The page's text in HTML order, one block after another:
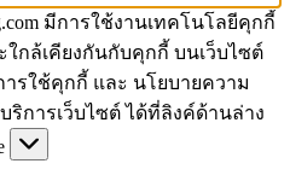
มีการใช้งานเทคโนโลยีคุกกี้
กล้เคียงกันกับคุกกี้ บนเว็บไซต์
รใช้คุกกี้ และ นโยบายความ
การเว็บไซต์ ได้ที่ลิงค์ด้านล่าง